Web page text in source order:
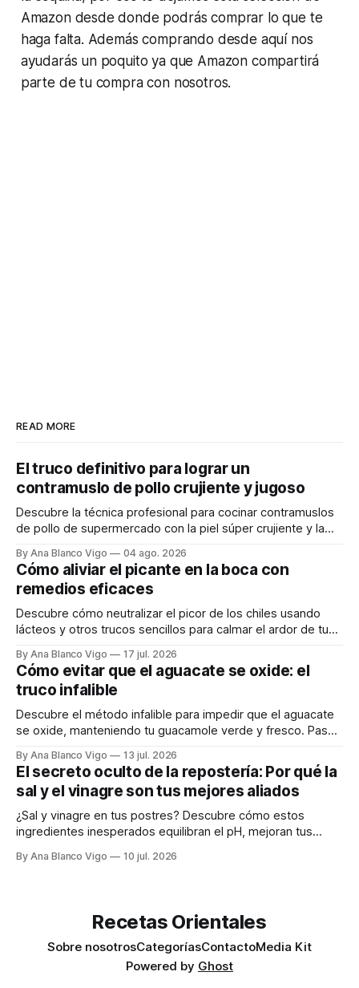
Amazon desde donde podrás comprar lo que te
haga falta. Además comprando desde aquí nos
ayudarás un poquito ya que Amazon compartirá
parte de tu compra con nosotros.
READ MORE
El truco definitivo para lograr un
contramuslo de pollo crujiente y jugoso
Descubre la técnica profesional para cocinar contramuslos
de pollo de supermercado con la piel súper crujiente y la
By Ana Blanco Vigo 04 ago. 2026
Cómo aliviar el picante en la boca con
remedios eficaces
Descubre cómo neutralizar el picor de los chiles usando
lácteos y otros trucos sencillos para calmar el ardor de tu
By Ana Blanco Vigo 17 jul. 2026
Cómo evitar que el aguacate se oxide: el
truco infalible
Descubre el método infalible para impedir que el aguacate
se oxide, manteniendo tu guacamole verde y fresco. Paso
By Ana Blanco Vigo 13 jul. 2026
El secreto oculto de la repostería: Por qué la
sal y el vinagre son tus mejores aliados
¿Sal y vinagre en tus postres? Descubre cómo estos
ingredientes inesperados equilibran el pH, mejoran tus
By Ana Blanco Vigo 10 jul. 2026
Recetas Orientales
Sobre nosotrosCategoríasContactoMedia Kit
Powered by Ghost